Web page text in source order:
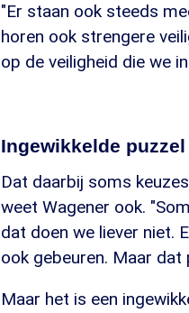
"Er staan ook steeds
horen ook strengere
op de veiligheid die we
Ingewikkelde puzzel
Dat daarbij soms
weet Wagener ook.
dat doen we liever niet.
ook gebeuren. Maar
Maar het is een